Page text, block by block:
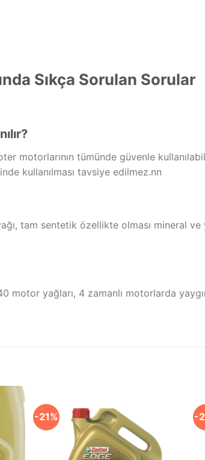
Sıkça Sorulan Sorular
motorlarının tümünde güvenle
kullanılması tavsiye edilmez.nn
tam sentetik özellikte olması mineral ve
yağları, 4 zamanlı motorlarda
-21% -